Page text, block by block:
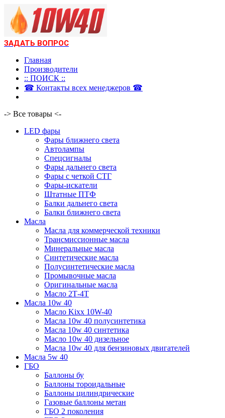
ЗАДАТЬ ВОПРОС
Главная
Производители
:: ПОИСК ::
☎ Контакты всех менеджеров ☎
-> Все товары <-
LED фары
Фары ближнего света
Автолампы
Спецсигналы
Фары дальнего света
Фары с четкой СТГ
Фары-искатели
Штатные ПТФ
Балки дальнего света
Балки ближнего света
Масла
Масла для коммерческой техники
Трансмиссионные масла
Минеральные масла
Синтетические масла
Полусинтетические масла
Промывочные масла
Оригинальные масла
Масло 2Т-4Т
Масла 10w 40
Mасло Kixx 10W-40
Масла 10w 40 полусинтетика
Масла 10w 40 синтетика
Масло 10w 40 дизельное
Масла 10w 40 для бензиновых двигателей
Масла 5w 40
ГБО
Баллоны бу
Баллоны тороидальные
Баллоны цилиндрические
Газовые баллоны метан
ГБО 2 поколения